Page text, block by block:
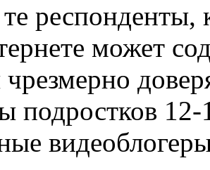
респонденты,
может
подростков 12-